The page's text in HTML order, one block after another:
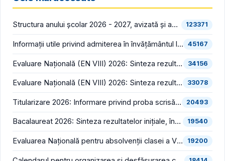
Structura anului școlar 2026 - 2027, avizată și aprobată 123371
Informații utile privind admiterea în învățământul liceal (an școlar 2026 - 2027) 45167
Evaluare Națională (EN VIII) 2026: Sinteza rezultatelor inițiale (înainte de contestații) 34156
Evaluare Națională (EN VIII) 2026: Sinteza rezultatelor finale (după soluționarea contestațiilor) 33078
Titularizare 2026: Informare privind proba scrisă din cadrul concursului național pentru ocuparea posturilor/catedrelor didactice vacante/rezervate din învățământul preuniversitar 20493
Bacalaureat 2026: Sinteza rezultatelor inițiale, înregistrate în prima sesiune (înainte de contestații) 19540
Evaluarea Națională pentru absolvenții clasei a VIII-a (EN VIII 2026) începe luni, 22 iunie 19200